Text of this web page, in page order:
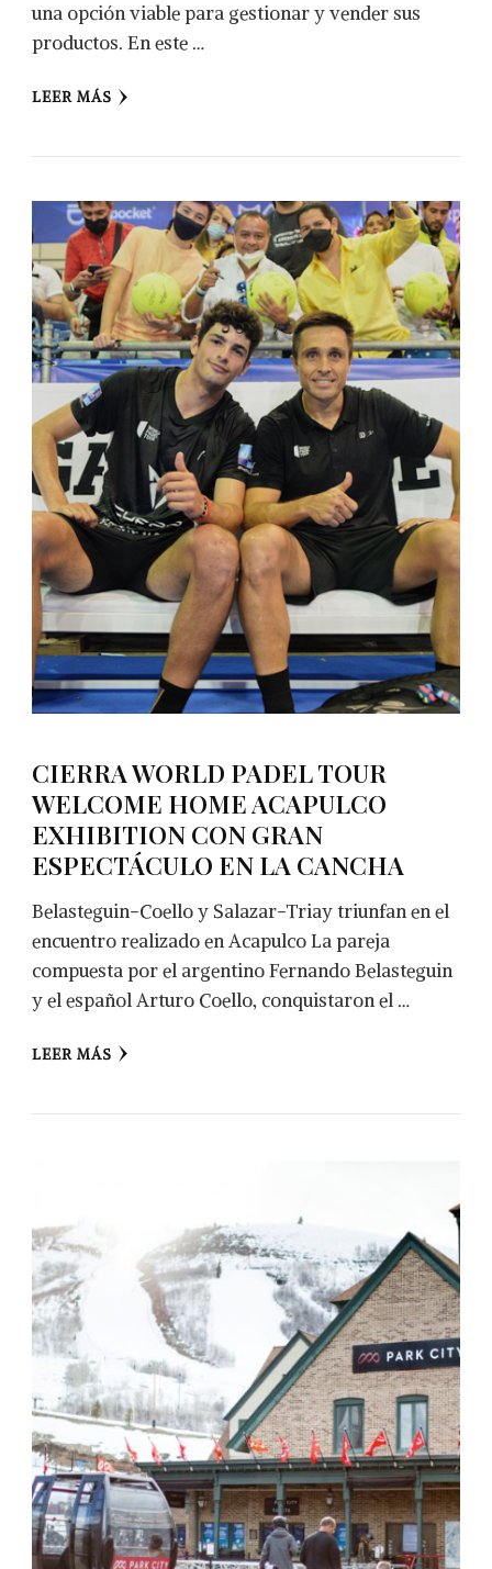
una opción viable para gestionar y vender sus
productos. En este …
LEER MÁS
CIERRA WORLD PADEL TOUR
WELCOME HOME ACAPULCO
EXHIBITION CON GRAN
ESPECTÁCULO EN LA CANCHA
Belasteguin-Coello y Salazar-Triay triunfan en el
encuentro realizado en Acapulco La pareja
compuesta por el argentino Fernando Belasteguin
y el español Arturo Coello, conquistaron el …
LEER MÁS